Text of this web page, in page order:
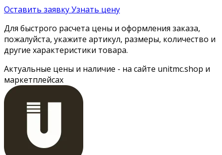
Оставить заявкуУзнать цену
Для быстрого расчета цены и оформления заказа,
пожалуйста, укажите артикул, размеры, количество и
другие характеристики товара.
Актуальные цены и наличие - на сайте unitmc.shop и
маркетплейсах